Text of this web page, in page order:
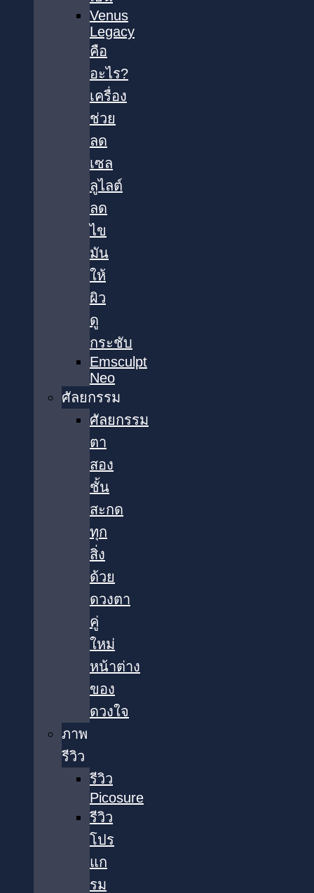
Venus
Legacy
คือ
อะไร?
เครื่อง
ช่วย
ลด
เซล
ลูไลต์
ลด
ไข
มัน
ให้
ผิว
ดู
กระชับ
Emsculpt
Neo
ศัลยกรรม
ศัลยกรรม
ตา
สอง
ชั้น
สะกด
ทุก
สิ่ง
ด้วย
ดวงตา
คู่
ใหม่
หน้าต่าง
ของ
ดวงใจ
ภาพ
รีวิว
รีวิว
Picosure
รีวิว
โปร
แก
รม